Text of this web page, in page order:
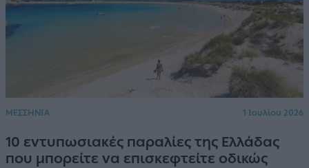
ΜΕΣΣΗΝΙΑ 1 Ιουλίου 2026
10 εντυπωσιακές παραλίες της Ελλάδας
που μπορείτε να επισκεφτείτε οδικώς